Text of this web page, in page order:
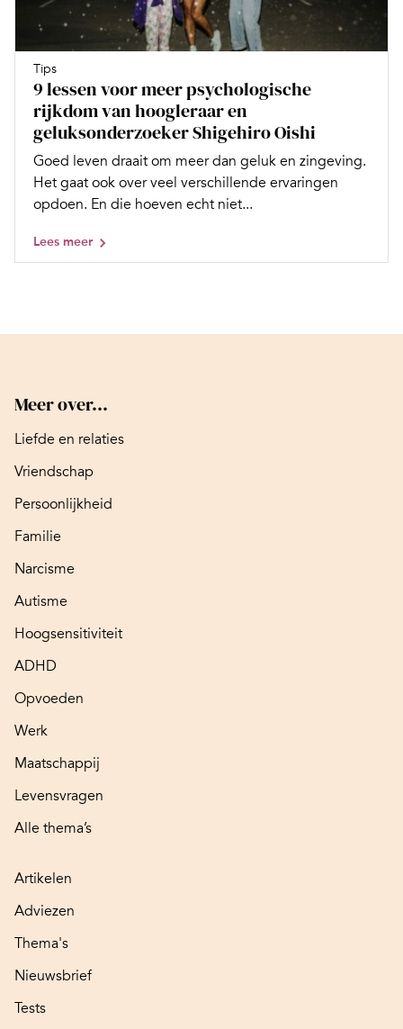
Tips
9 lessen voor meer psychologische
rijkdom van hoogleraar en
geluksonderzoeker Shigehiro Oishi
Goed leven draait om meer dan geluk en zingeving.
Het gaat ook over veel verschillende ervaringen
opdoen. En die hoeven echt niet...
Lees meer
Meer over...
Liefde en relaties
Vriendschap
Persoonlijkheid
Familie
Narcisme
Autisme
Hoogsensitiviteit
ADHD
Opvoeden
Werk
Maatschappij
Levensvragen
Alle thema’s
Artikelen
Adviezen
Thema's
Nieuwsbrief
Tests